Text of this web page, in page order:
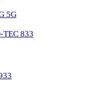
5G
TEC 833